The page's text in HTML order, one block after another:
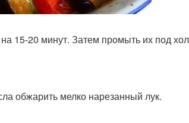
15-20 минут. Затем промыть их под
обжарить мелко нарезанный лук.